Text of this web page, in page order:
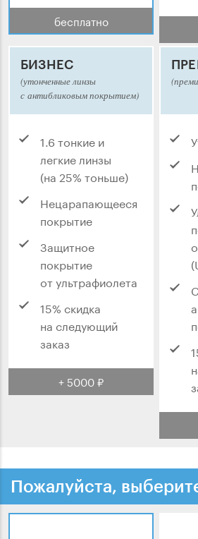
бесплатно
БИЗНЕС
(утонченные линзы
с антибликовым покрытием)
1.6 тонкие и
легкие линзы
(на 25% тоньше)
Нецарапающееся
покрытие
Защитное
покрытие
от ультрафиолета
15% скидка
на следующий
заказ
+ 5000 ₽
Пожалуйста,